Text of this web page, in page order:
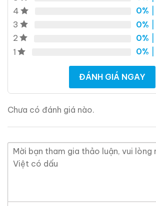
0,0
Zalo
Giới Thiệu Một Số Mẫu Rượu Whisky
4
0%
3
0%
2
0%
1
0%
ĐÁNH GIÁ NGAY
Chưa có đánh giá nào.